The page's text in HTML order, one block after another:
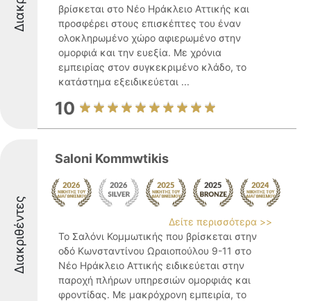
βρίσκεται στο Νέο Ηράκλειο Αττικής και
προσφέρει στους επισκέπτες του έναν
ολοκληρωμένο χώρο αφιερωμένο στην
ομορφιά και την ευεξία. Με χρόνια
εμπειρίας στον συγκεκριμένο κλάδο, το
κατάστημα εξειδικεύεται ...
10
Διακριθέντες
Saloni Kommwtikis
Δείτε περισσότερα >>
Το Σαλόνι Κομμωτικής που βρίσκεται στην
οδό Κωνσταντίνου Ωραιοπούλου 9-11 στο
Νέο Ηράκλειο Αττικής ειδικεύεται στην
παροχή πλήρων υπηρεσιών ομορφιάς και
φροντίδας. Με μακρόχρονη εμπειρία, το